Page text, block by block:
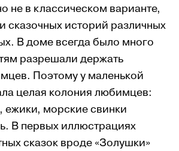
не в классическом варианте,
сказочных историй различных
В доме всегда было много
разрешали держать
Поэтому у маленькой
целая колония любимцев:
морские свинки
В первых иллюстрациях
сказок вроде «Золушки»